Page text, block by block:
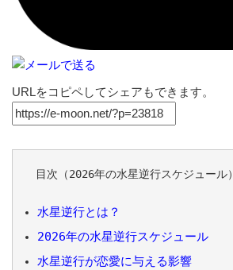
URLをコピペしてシェアもできます。
目次（2026年の水星逆行スケジュール）
水星逆行とは？
2026年の水星逆行スケジュール
水星逆行が恋愛に与える影響